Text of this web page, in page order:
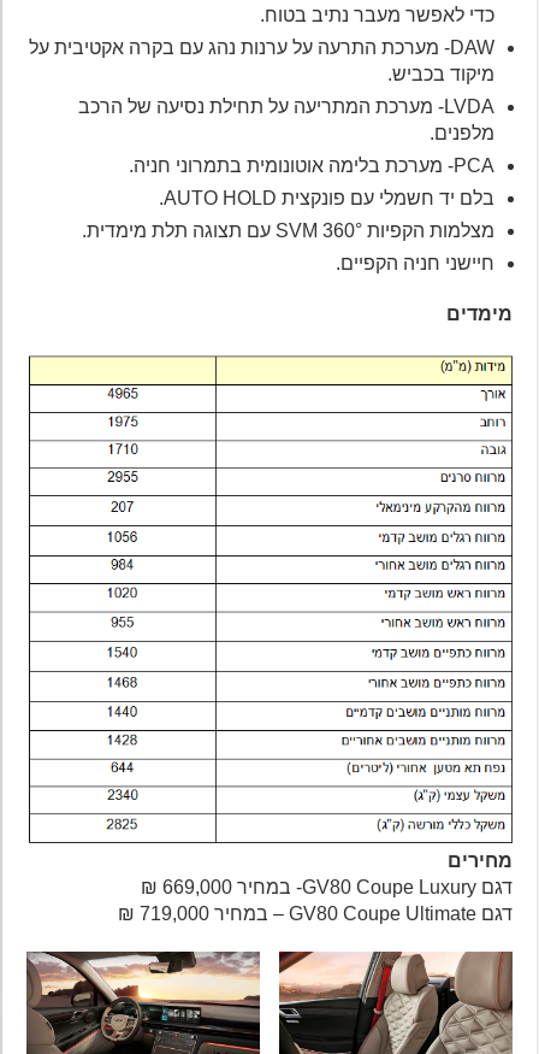
כדי לאפשר מעבר נתיב בטוח.
DAW- מערכת התרעה על ערנות נהג עם בקרה אקטיבית על
מיקוד בכביש.
LVDA- מערכת המתריעה על תחילת נסיעה של הרכב
מלפנים.
PCA- מערכת בלימה אוטונומית בתמרוני חניה.
בלם יד חשמלי עם פונקצית AUTO HOLD.
מצלמות הקפיות 360° SVM עם תצוגה תלת מימדית.
חיישני חניה הקפיים.
מימדים
מחירים
דגם GV80 Coupe Luxury- במחיר 669,000 ₪
דגם GV80 Coupe Ultimate – במחיר 719,000 ₪